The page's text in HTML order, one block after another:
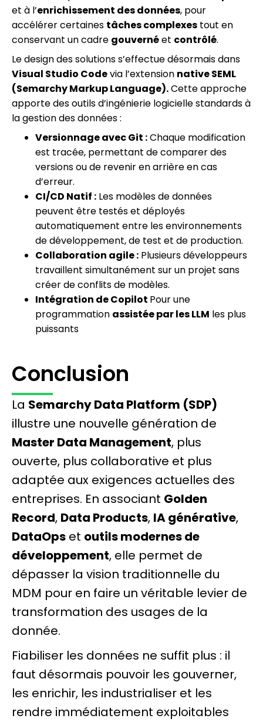
et à l’enrichissement des données, pour
accélérer certaines tâches complexes tout en
conservant un cadre gouvernéet contrôlé.
Le design des solutions s’effectue désormais dans
Visual Studio Codevia l’extension native SEML
(Semarchy Markup Language).Cette approche
apporte des outils d’ingénierie logicielle standards à
la gestion des données :
Versionnage avec Git :Chaque modification
est tracée, permettant de comparer des
versions ou de revenir en arrière en cas
d’erreur.
CI/CD Natif : Les modèles de données
peuvent être testés et déployés
automatiquement entre les environnements
de développement, de test et de production.
Collaboration agile : Plusieurs développeurs
travaillent simultanément sur un projet sans
créer de conflits de modèles.
Intégration de Copilot Pour une
programmation assistée par les LLM les plus
puissants
Conclusion
La Semarchy Data Platform (SDP)
illustre une nouvelle génération de
Master Data Management, plus
ouverte, plus collaborative et plus
adaptée aux exigences actuelles des
entreprises. En associant Golden
Record, Data Products, IA générative,
DataOps et outils modernes de
développement, elle permet de
dépasser la vision traditionnelle du
MDM pour en faire un véritable levier de
transformation des usages de la
donnée.
Fiabiliser les données ne suffit plus : il
faut désormais pouvoir les gouverner,
les enrichir, les industrialiser et les
rendre immédiatement exploitables